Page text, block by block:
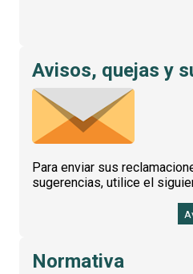
Avisos, quejas y
Para enviar sus
sugerencias, utilice el
Normativa